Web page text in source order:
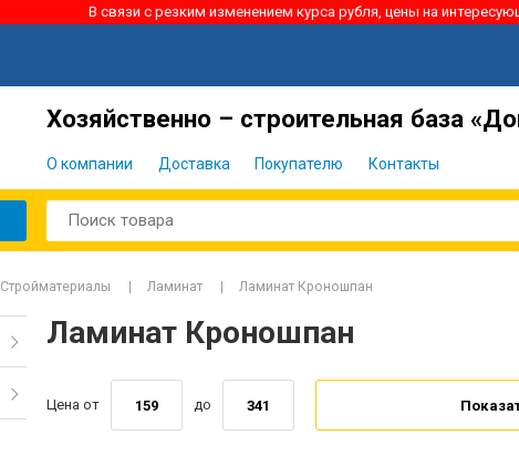
В связи с резким изменением курса рубля, цены на
Хозяйственно – строительная база
О компании Доставка Покупателю Контакты
Стройматериалы Ламинат Ламинат Кроношпан
Ламинат Кроношпан
Цена от до